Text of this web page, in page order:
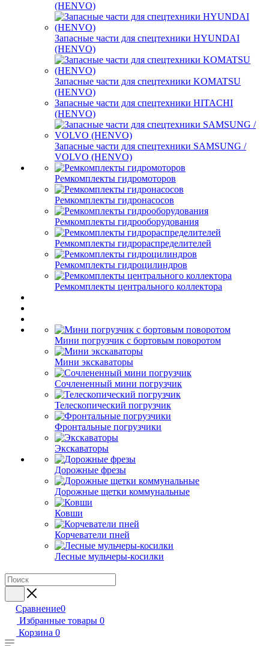
(HENVO)
Запасные части для спецтехники HYUNDAI
(HENVO)
Запасные части для спецтехники KOMATSU
(HENVO)
Запасные части для спецтехники HITACHI
(HENVO)
Запасные части для спецтехники SAMSUNG /
VOLVO (HENVO)
Ремкомплекты гидромоторов
Ремкомплекты гидронасосов
Ремкомплекты гидрооборудования
Ремкомплекты гидрораспределителей
Ремкомплекты гидроцилиндров
Ремкомплекты центрального коллектора
Мини погрузчик с бортовым поворотом
Мини экскаваторы
Сочлененный мини погрузчик
Телескопический погрузчик
Фронтальные погрузчики
Экскаваторы
Дорожные фрезы
Дорожные щетки коммунальные
Ковши
Корчеватели пней
Лесные мульчеры-косилки
Сравнение0
Избранные товары 0
Корзина 0